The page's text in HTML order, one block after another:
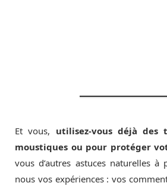
Et vous, utilisez-vous déjà des
moustiques ou pour protéger
vous d’autres astuces naturelles à
nous vos expériences : vos